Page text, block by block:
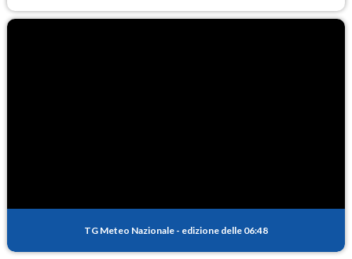
TG Meteo Nazionale - edizione delle 06:48